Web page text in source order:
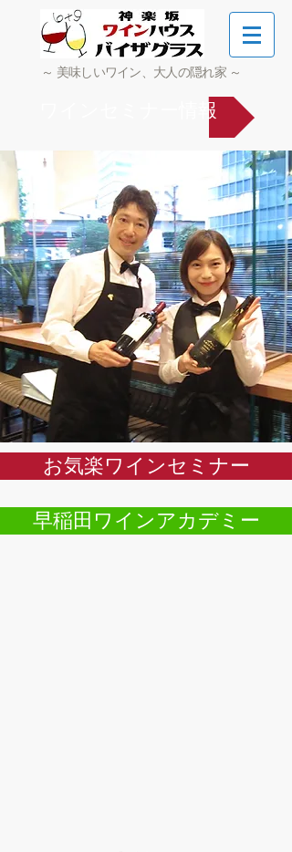
～ 美味しいワイン、大人の隠れ家 ～
ワインセミナー情報
お気楽ワインセミナー
早稲田ワインアカデミー